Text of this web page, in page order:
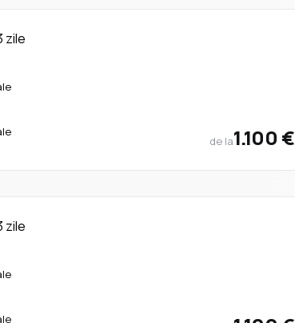
zile
de la1.100 €
zile